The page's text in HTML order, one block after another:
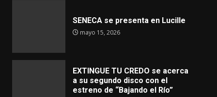
SENECA se presenta en Lucille
mayo 15, 2026
EXTINGUE TU CREDO se acerca
a su segundo disco con el
estreno de “Bajando el Río”